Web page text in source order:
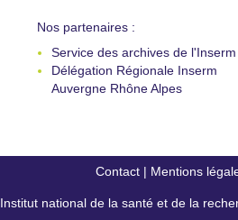
Nos partenaires :
Service des archives de l'Inserm
Délégation Régionale Inserm
Auvergne Rhône Alpes
Contact| Mentions
Institut national de la santé et de la